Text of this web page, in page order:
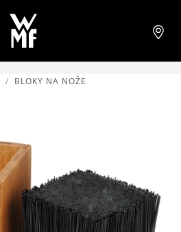
BLOKY NA NOŽE